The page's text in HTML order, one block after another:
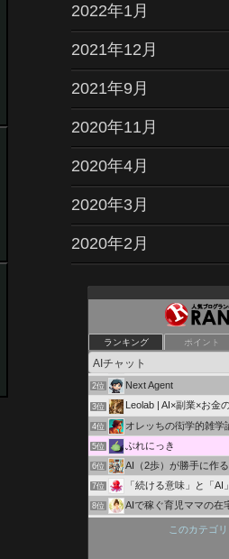
2022年1月
2021年12月
2021年9月
2020年11月
2020年4月
2020年3月
2020年2月
ランキング ポイント
1位 ChatGPTとの会話ログ
2位 Next Agent
3位 Leolab | AI×副業×お金
4位 オレッちの衒学的雑学
5位 ぶれにっき
6位 AI（2歩）が勝手に作る
7位 「続ける意味」と「AI」
8位 AIで稼ぐ育児ママの在
淀の河岸に揺れる菊花
初心者のAI英会話ア
このカテゴ